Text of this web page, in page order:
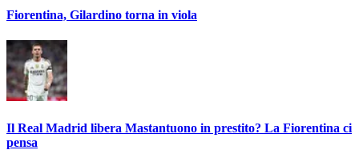
Fiorentina, Gilardino torna in viola
Il Real Madrid libera Mastantuono in prestito? La Fiorentina ci
pensa